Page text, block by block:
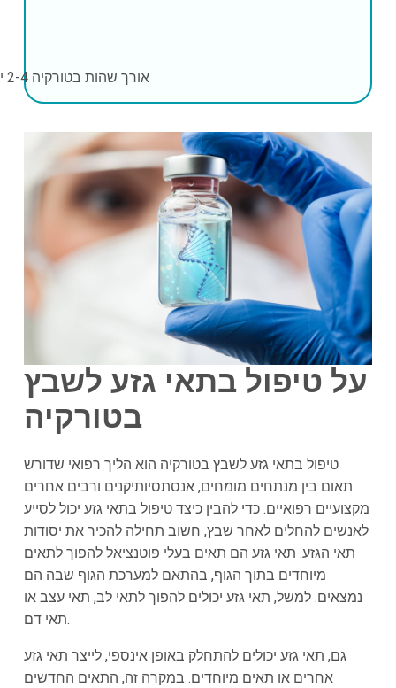
אורך שהות בטורקיה 2-4 ימים
על טיפול בתאי גזע לשבץ
בטורקיה
טיפול בתאי גזע לשבץ בטורקיה הוא הליך רפואי שדורש
תאום בין מנתחים מומחים, אנסתסיותיקנים ורבים אחרים
מקצועיים רפואיים. כדי להבין כיצד טיפול בתאי גזע יכול לסייע
לאנשים להחלים לאחר שבץ, חשוב תחילה להכיר את יסודות
תאי הגזע. תאי גזע הם תאים בעלי פוטנציאל להפוך לתאים
מיוחדים בתוך הגוף, בהתאם למערכת הגוף שבה הם
נמצאים. למשל, תאי גזע יכולים להפוך לתאי לב, תאי עצב או
תאי דם.
גם, תאי גזע יכולים להתחלק באופן אינספי, לייצר תאי גזע
אחרים או תאים מיוחדים. במקרה זה, התאים החדשים